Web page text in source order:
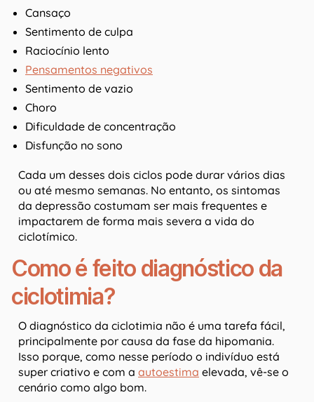
Cansaço
Sentimento de culpa
Raciocínio lento
Pensamentos negativos
Sentimento de vazio
Choro
Dificuldade de concentração
Disfunção no sono
Cada um desses dois ciclos pode durar vários dias
ou até mesmo semanas. No entanto, os sintomas
da depressão costumam ser mais frequentes e
impactarem de forma mais severa a vida do
ciclotímico.
Como é feito diagnóstico da
ciclotimia?
O diagnóstico da ciclotimia não é uma tarefa fácil,
principalmente por causa da fase da hipomania.
Isso porque, como nesse período o indivíduo está
super criativo e com a autoestima elevada, vê-se o
cenário como algo bom.